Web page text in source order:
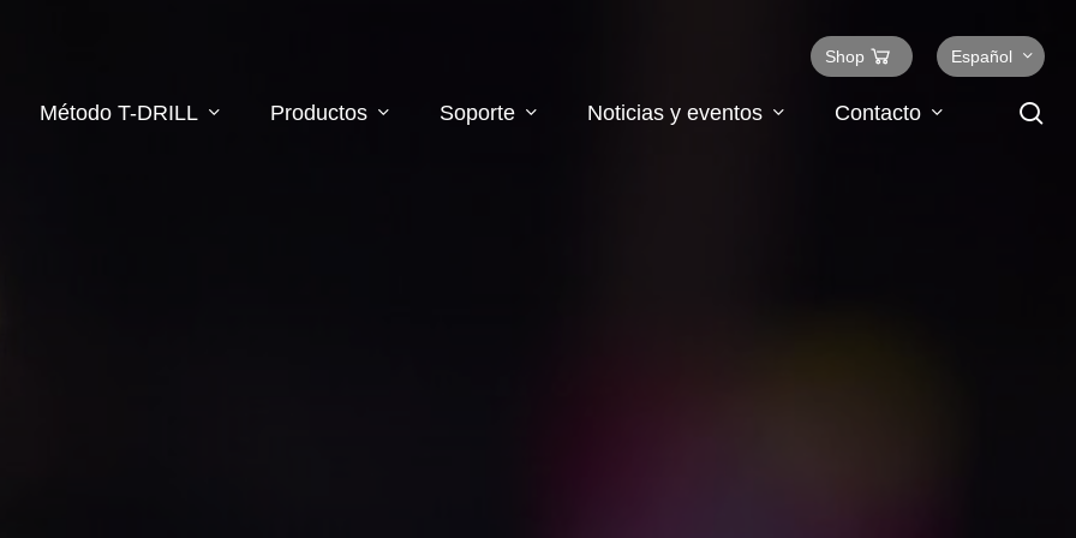
Shop Español
Método T-DRILL Productos Soporte Noticias y eventos Contacto